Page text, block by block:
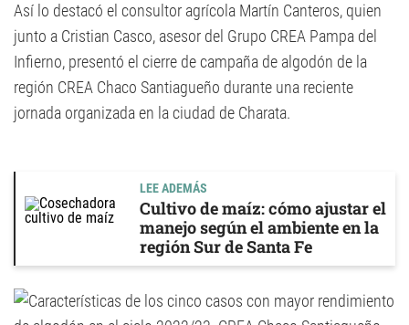
Así lo destacó el consultor agrícola Martín Canteros, quien
junto a Cristian Casco, asesor del Grupo CREA Pampa del
Infierno, presentó el cierre de campaña de algodón de la
región CREA Chaco Santiagueño durante una reciente
jornada organizada en la ciudad de Charata.
LEE ADEMÁS
Cultivo de maíz: cómo ajustar el
manejo según el ambiente en la
región Sur de Santa Fe